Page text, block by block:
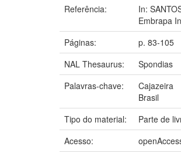
Referência:
In:
Embrapa
Páginas:
p. 83-105
NAL Thesaurus:
Spondias
Palavras-chave:
Cajazeira
Brasil
Tipo do material:
Parte de
Acesso: